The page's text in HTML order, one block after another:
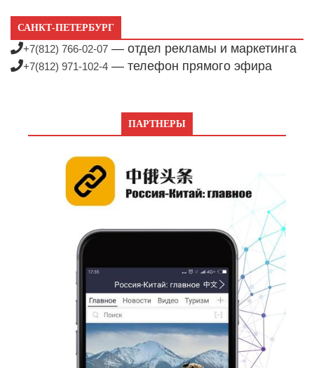
САНКТ-ПЕТЕРБУРГ
+7(812) 766-02-07 — отдел рекламы и маркетинга
+7(812) 971-102-4 — телефон прямого эфира
ПАРТНЕРЫ